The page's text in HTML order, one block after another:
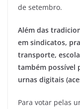
de setembro.
Além das
em sindicatos,
transporte,
também possível
urnas digitais
Para votar pelas